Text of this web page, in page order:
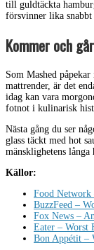
till guldtäckta
försvinner lika snabbt
Kommer och går
Som Mashed
mattrender, är det
idag kan vara
fotnot i kulinarisk
Nästa gång du ser
glass täckt med hot
mänsklighetens
Källor:
Food Network
BuzzFeed –
Fox News –
Eater – Worst
Bon Appétit –